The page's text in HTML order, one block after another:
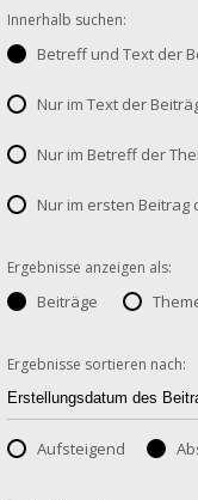
Innerhalb suchen:
Betreff und Text der
Nur im Text der
Nur im Betreff der
Nur im ersten Beitrag
Ergebnisse anzeigen als:
Beiträge
Ergebnisse sortieren nach:
Aufsteigend